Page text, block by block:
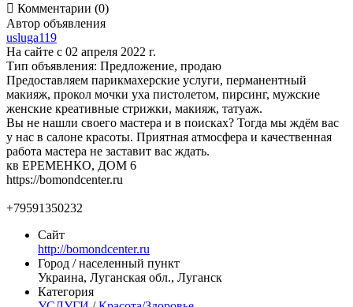
 Комментарии (0)
Автор объявления
usluga119
На сайте с 02 апреля 2022 г.
Тип объявления: Предложение, продаю
Предоставляем парикмахерские услуги, перманентный
макияж, прокол мочки уха пистолетом, пирсинг, мужские
женские креативные стрижки, макияж, татуаж.
Вы не нашли своего мастера и в поисках? Тогда мы ждём вас
у нас в салоне красоты. Приятная атмосфера и качественная
работа мастера не заставит вас ждать.
кв ЕРЕМЕНКО, ДОМ 6
https://bomondcenter.ru
+79591350232
Сайт
http://bomondcenter.ru
Город / населенный пункт
Украина, Луганская обл., Луганск
Категория